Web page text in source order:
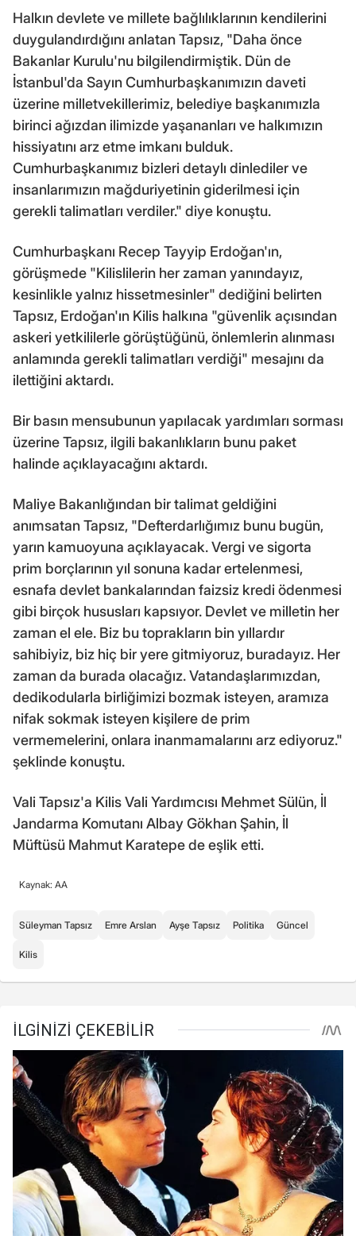
Halkın devlete ve millete bağlılıklarının kendilerini
duygulandırdığını anlatan Tapsız, "Daha önce
Bakanlar Kurulu'nu bilgilendirmiştik. Dün de
İstanbul'da Sayın Cumhurbaşkanımızın daveti
üzerine milletvekillerimiz, belediye başkanımızla
birinci ağızdan ilimizde yaşananları ve halkımızın
hissiyatını arz etme imkanı bulduk.
Cumhurbaşkanımız bizleri detaylı dinlediler ve
insanlarımızın mağduriyetinin giderilmesi için
gerekli talimatları verdiler." diye konuştu.
Cumhurbaşkanı Recep Tayyip Erdoğan'ın,
görüşmede "Kilislilerin her zaman yanındayız,
kesinlikle yalnız hissetmesinler" dediğini belirten
Tapsız, Erdoğan'ın Kilis halkına "güvenlik açısından
askeri yetkililerle görüştüğünü, önlemlerin alınması
anlamında gerekli talimatları verdiği" mesajını da
ilettiğini aktardı.
Bir basın mensubunun yapılacak yardımları sorması
üzerine Tapsız, ilgili bakanlıkların bunu paket
halinde açıklayacağını aktardı.
Maliye Bakanlığından bir talimat geldiğini
anımsatan Tapsız, "Defterdarlığımız bunu bugün,
yarın kamuoyuna açıklayacak. Vergi ve sigorta
prim borçlarının yıl sonuna kadar ertelenmesi,
esnafa devlet bankalarından faizsiz kredi ödenmesi
gibi birçok hususları kapsıyor. Devlet ve milletin her
zaman el ele. Biz bu toprakların bin yıllardır
sahibiyiz, biz hiç bir yere gitmiyoruz, buradayız. Her
zaman da burada olacağız. Vatandaşlarımızdan,
dedikodularla birliğimizi bozmak isteyen, aramıza
nifak sokmak isteyen kişilere de prim
vermemelerini, onlara inanmamalarını arz ediyoruz."
şeklinde konuştu.
Vali Tapsız'a Kilis Vali Yardımcısı Mehmet Sülün, İl
Jandarma Komutanı Albay Gökhan Şahin, İl
Müftüsü Mahmut Karatepe de eşlik etti.
Kaynak: AA
Süleyman Tapsız Emre Arslan Ayşe Tapsız Politika Güncel
Kilis